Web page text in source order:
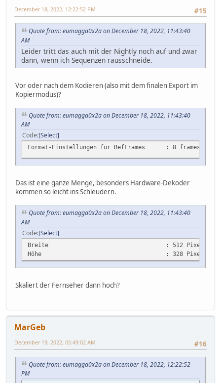
#15
December 18, 2022, 12:22:52 PM
Quote from: eumagga0x2a on December 18, 2022, 11:43:40
AM
Leider tritt das auch mit der Nightly noch auf und zwar
dann, wenn ich Sequenzen rausschneide.
Vor oder nach dem Kodieren (also mit dem finalen Export im
Kopiermodus)?
Quote from: eumagga0x2a on December 18, 2022, 11:43:40
AM
Code Select
Format-Einstellungen für RefFrames : 8 frames
Das ist eine ganze Menge, besonders Hardware-Dekoder
kommen so leicht ins Schleudern.
Quote from: eumagga0x2a on December 18, 2022, 11:43:40
AM
Code Select
Breite : 512 Pixel
Höhe : 328 Pixel
Skaliert der Fernseher dann hoch?
MarGeb
#16
December 19, 2022, 05:49:02 AM
Quote from: eumagga0x2a on December 18, 2022, 12:22:52
PM